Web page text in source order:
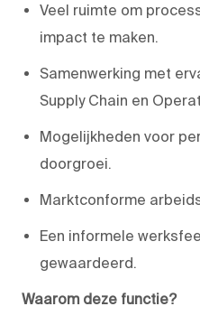
Veel ruimte om
impact te maken.
Samenwerking met
Supply Chain en
Mogelijkheden voor
doorgroei.
Marktconforme
Een informele
gewaardeerd.
Waarom deze functie?